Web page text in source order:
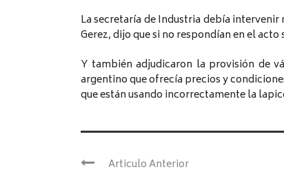
La secretaría de Industria debía
Gerez, dijo que si no respondían en el
Y también adjudicaron la provisión de
argentino que ofrecía precios y
que están usando incorrectamente la
Articulo Anterior